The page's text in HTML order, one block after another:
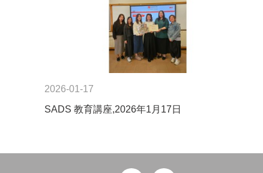
2026-01-17
SADS 教育講座,2026年1月17日